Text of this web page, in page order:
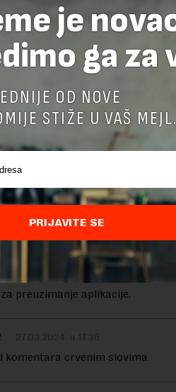
u 18:17
je da ne radi.
preuzimanje aplikacije.
27.03.2024. u 17:36
komentara crvenim slovima
je
ga za
OD NOVE
STIŽE U VAŠ MEJL.
PRIJAVITE SE